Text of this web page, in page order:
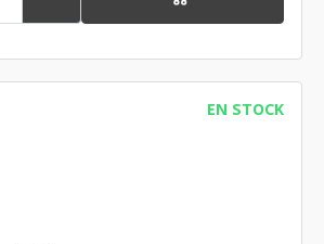
EN STOCK